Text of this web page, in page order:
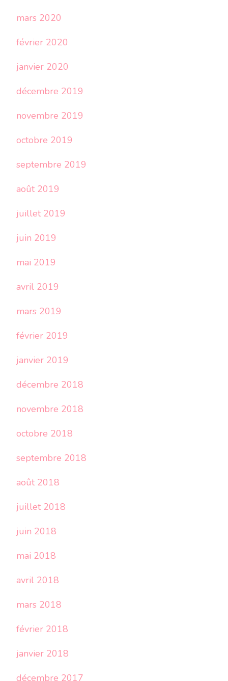
mars 2020
février 2020
janvier 2020
décembre 2019
novembre 2019
octobre 2019
septembre 2019
août 2019
juillet 2019
juin 2019
mai 2019
avril 2019
mars 2019
février 2019
janvier 2019
décembre 2018
novembre 2018
octobre 2018
septembre 2018
août 2018
juillet 2018
juin 2018
mai 2018
avril 2018
mars 2018
février 2018
janvier 2018
décembre 2017